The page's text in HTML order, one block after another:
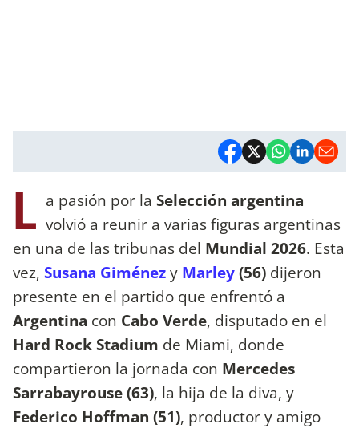
L a pasión por la Selección argentina
volvió a reunir a varias figuras argentinas
en una de las tribunas del Mundial 2026. Esta
vez, Susana Giménezy Marley(56) dijeron
presente en el partido que enfrentó a
Argentina con Cabo Verde, disputado en el
Hard Rock Stadium de Miami, donde
compartieron la jornada con Mercedes
Sarrabayrouse (63), la hija de la diva, y
Federico Hoffman (51), productor y amigo